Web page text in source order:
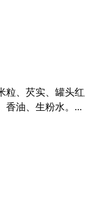
粒、芡实、罐头
香油、生粉水。...